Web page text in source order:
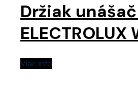
Držiak
ELECTROLUX
Viac info